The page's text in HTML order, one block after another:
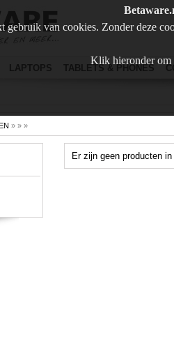
gebruik van cookies. Zonder deze
Klik hieronder om
LAPTOPS TABLETS & PHONES
» » »
Er zijn geen producten